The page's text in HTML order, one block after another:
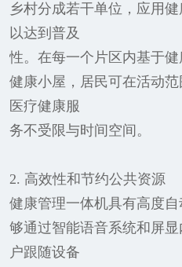
乡村分成若干单位，应用
以达到普及
性。在每一个片区内基于
健康小屋，居民可在活动
医疗健康服
务不受限与时间空间。
2. 高效性和节约公共资源
健康管理一体机具有高度
够通过智能语音系统和屏
户跟随设备